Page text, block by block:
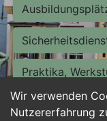
Wir verwenden
Nutzererfahrung
Praktika,
Personalwesen